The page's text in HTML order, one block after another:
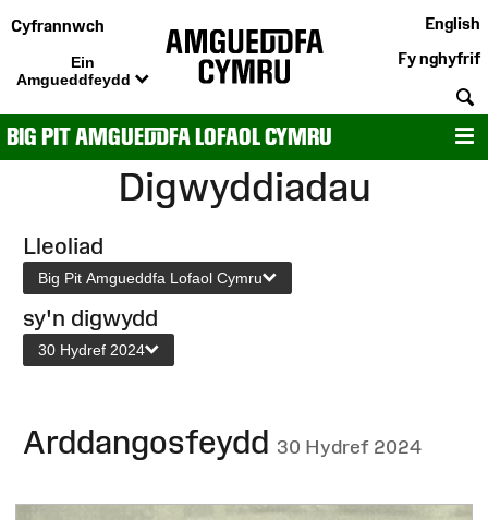
Cyfrannwch
Ein
Amgueddfeydd
English
Fy nghyfrif
BIG PIT AMGUEDDFA LOFAOL CYMRU
Digwyddiadau
Lleoliad
Big Pit Amgueddfa Lofaol Cymru
sy'n digwydd
30 Hydref 2024
Arddangosfeydd 30 Hydref 2024